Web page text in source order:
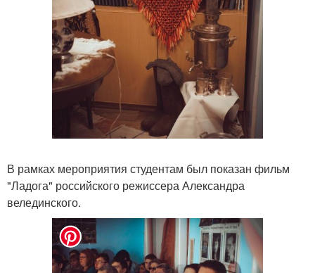
В рамках мероприятия студентам был показан фильм
"Ладога" российского режиссера Александра
велединского.